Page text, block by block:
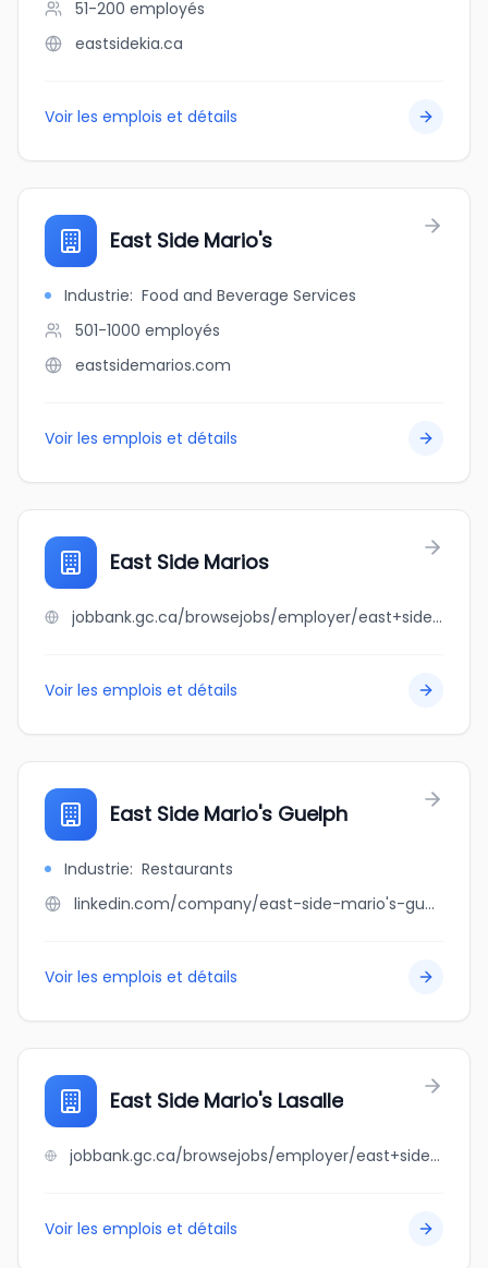
51-200 employés
eastsidekia.ca
Voir les emplois et détails
East Side Mario's
Industrie: Food and Beverage Services
501-1000 employés
eastsidemarios.com
Voir les emplois et détails
East Side Marios
jobbank.gc.ca/browsejobs/employer/east+side+marios/ca
Voir les emplois et détails
East Side Mario's Guelph
Industrie: Restaurants
linkedin.com/company/east-side-mario's-guelph
Voir les emplois et détails
East Side Mario's Lasalle
jobbank.gc.ca/browsejobs/employer/east+side+mario%27s+lasalle/ca
Voir les emplois et détails